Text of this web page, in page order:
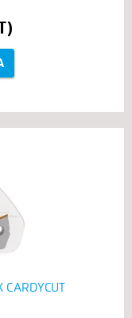
CARDYCUT